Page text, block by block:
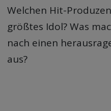
Welchen Hit-
größtes Idol? Was
nach einen
aus?